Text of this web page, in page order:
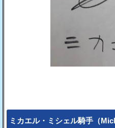
ミカエル・ミシェル騎手（